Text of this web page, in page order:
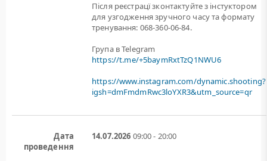
Після реєстрацї зконтактуйте з інстуктором
для узгодження зручного часу та формату
тренування: 068-360-06-84.
Група в Telegram
https://t.me/+5baymRxtTzQ1NWU6
https://www.instagram.com/dynamic.shooting?
igsh=dmFmdmRwc3loYXR3&utm_source=qr
Дата
проведення
14.07.2026 09:00 - 20:00